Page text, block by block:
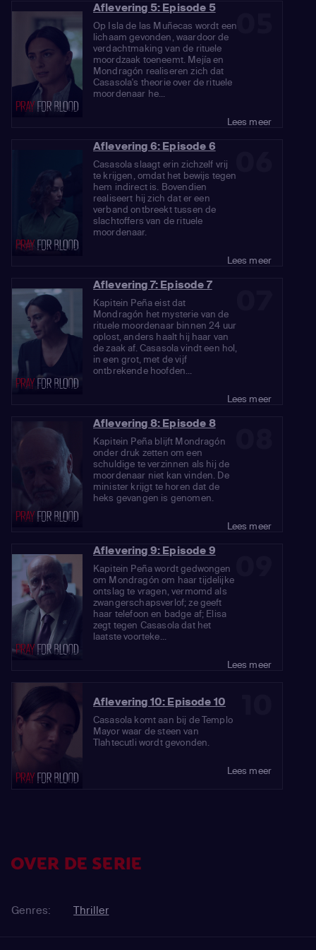
05
Aflevering 5: Episode 5
Op Isla de las Muñecas wordt een
lichaam gevonden, waardoor de
verdachtmaking van de rituele
moordzaak toeneemt. Mejía en
Mondragón realiseren zich dat
Casasola's theorie over de rituele
moordenaar he...
Lees meer
Aflevering 6: Episode 6
Casasola slaagt erin zichzelf vrij
te krijgen, omdat het bewijs tegen
hem indirect is. Bovendien
realiseert hij zich dat er een
verband ontbreekt tussen de
slachtoffers van de rituele
moordenaar.
Lees meer
Aflevering 7: Episode 7
Kapitein Peña eist dat
Mondragón het mysterie van de
rituele moordenaar binnen 24 uur
oplost, anders haalt hij haar van
de zaak af. Casasola vindt een hol,
in een grot, met de vijf
ontbrekende hoofden...
Lees meer
Aflevering 8: Episode 8
Kapitein Peña blijft Mondragón
onder druk zetten om een
schuldige te verzinnen als hij de
moordenaar niet kan vinden. De
minister krijgt te horen dat de
heks gevangen is genomen.
Lees meer
Aflevering 9: Episode 9
Kapitein Peña wordt gedwongen
om Mondragón om haar tijdelijke
ontslag te vragen, vermomd als
zwangerschapsverlof; ze geeft
haar telefoon en badge af; Elisa
zegt tegen Casasola dat het
laatste voorteke...
Lees meer
Aflevering 10: Episode 10
Casasola komt aan bij de Templo
Mayor waar de steen van
Tlahtecutli wordt gevonden.
Lees meer
OVER DE SERIE
Genres: Thriller